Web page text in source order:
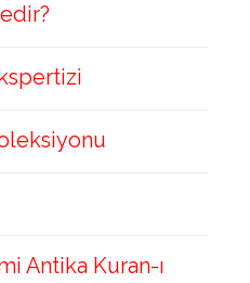
Antika Kuran-ı